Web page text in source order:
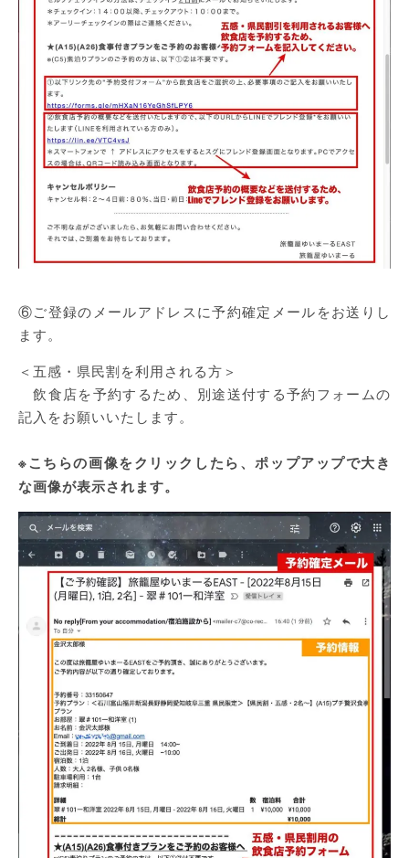
⑥ご登録のメールアドレスに予約確定メールをお送りし
ます。
＜五感・県民割を利用される方＞
飲食店を予約するため、別途送付する予約フォームの
記入をお願いいたします。
※こちらの画像をクリックしたら、ポップアップで大き
な画像が表示されます。